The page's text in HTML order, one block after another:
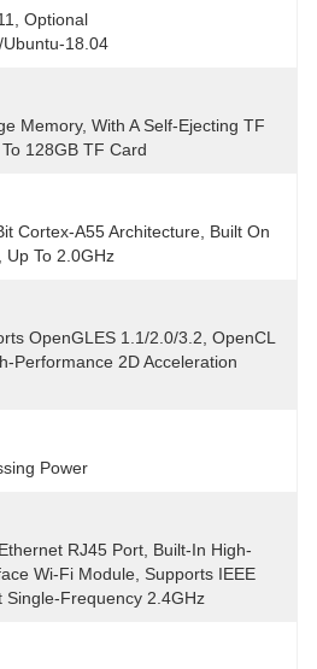
Optional
18.04
Memory, With A Self-Ejecting TF
128GB TF Card
Cortex-A55 Architecture, Built On
Up To 2.0GHz
OpenGLES 1.1/2.0/3.2, OpenCL
Performance 2D Acceleration
Power
RJ45 Port, Built-In High-
Wi-Fi Module, Supports IEEE
Frequency 2.4GHz